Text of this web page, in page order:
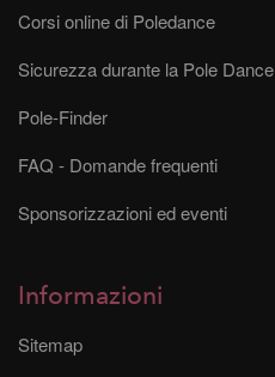
Corsi online di Poledance
Sicurezza durante la Pole Dance
Pole-Finder
FAQ - Domande frequenti
Sponsorizzazioni ed eventi
Informazioni
Sitemap